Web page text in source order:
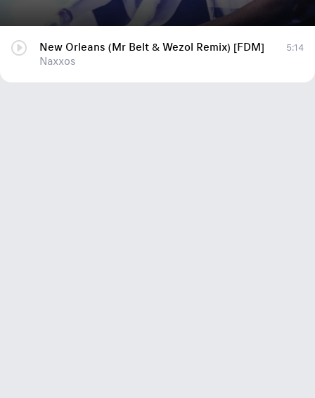
New Orleans (Mr Belt & Wezol Remix) [FDM]
Naxxos
5:14